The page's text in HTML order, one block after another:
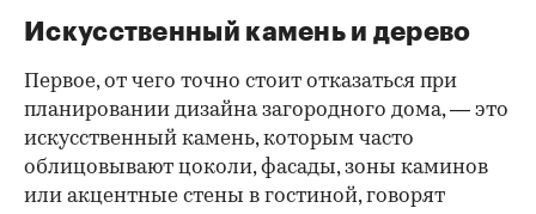
Искусственный камень и дерево
Первое, от чего точно стоит отказаться при
планировании дизайна загородного дома, — это
искусственный камень, которым часто
облицовывают цоколи, фасады, зоны каминов
или акцентные стены в гостиной, говорят